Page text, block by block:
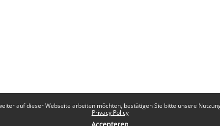
auf dieser Webseite arbeiten möchten, bestätigen Sie bitte unsere
Privacy Policy